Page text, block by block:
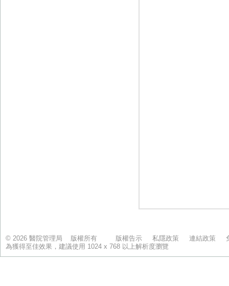
© 2026 醫院管理局 版權所有 版權告示 私隱政策 連結政策
為獲得至佳效果，建議使用 1024 x 768 以上解析度瀏覽